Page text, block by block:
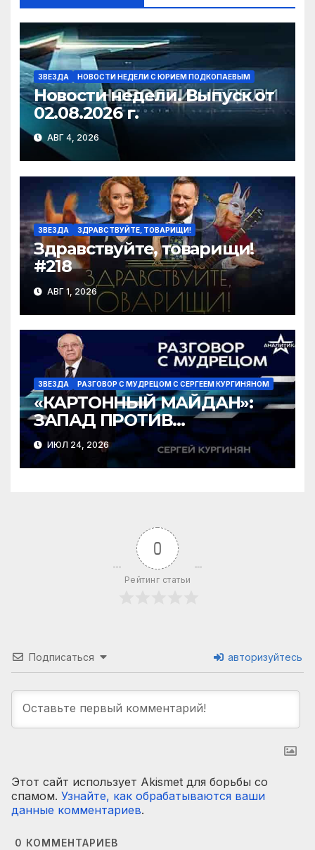
ki
ЗВЕЗДА НОВОСТИ НЕДЕЛИ С ЮРИЕМ ПОДКОПАЕВЫМ
Новости недели. Выпуск от
02.08.2026 г.
АВГ 4, 2026
ЗВЕЗДА ЗДРАВСТВУЙТЕ, ТОВАРИЩИ!
Здравствуйте, товарищи!
#218
АВГ 1, 2026
ЗВЕЗДА РАЗГОВОР С МУДРЕЦОМ С СЕРГЕЕМ КУРГИНЯНОМ
«КАРТОННЫЙ МАЙДАН»:
ЗАПАД ПРОТИВ
ЗЕЛЕНСКОГО?
ИЮЛ 24, 2026
0
Рейтинг статьи
Подписаться авторизуйтесь
Этот сайт использует Akismet для борьбы со
спамом. Узнайте, как обрабатываются ваши
данные комментариев.
0 КОММЕНТАРИЕВ